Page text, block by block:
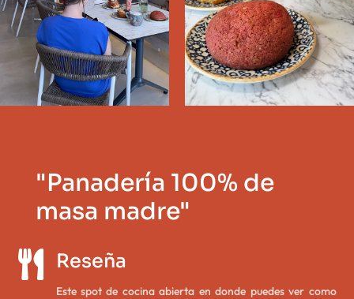
"Panadería 100% de
masa madre"
 Reseña
Este spot de cocina abierta en donde puedes ver como